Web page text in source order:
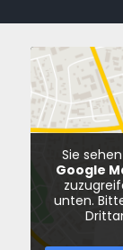
Sie
Google
unten.